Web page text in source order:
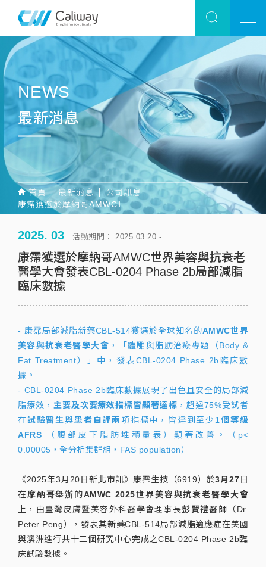
NEWS
最新消息
首頁 最新消息
公司訊息
康霈獲選於摩納哥AMWC世界美容與抗衰老醫學大會發表CBL-0204 Phase 2b局部減脂臨床數據
2025. 03 活動期間： 2025.03.20 -
康霈獲選於摩納哥AMWC世界美容與抗衰老
醫學大會發表CBL-0204 Phase 2b局部減脂
臨床數據
- 康霈局部減脂新藥CBL-514獲選於全球知名的AMWC世界
美容與抗衰老醫學大會 ，「體雕與脂肪治療專題（Body &
Fat Treatment）」中，發表CBL-0204 Phase 2b臨床數
據。
- CBL-0204 Phase 2b臨床數據展現了出色且安全的局部減
脂療效， 主要及次要療效指標皆顯著達標 ，超過75%受試者
在試驗醫生與患者自評兩項指標中，皆達到至少 1個等級
AFRS
（腹部皮下脂肪堆積量表）顯著改善。（p<
0.00005，全分析集群組，FAS population）
《2025年3月20日新北市訊》康霈生技（6919）於3月27 日
在摩納哥舉辦的AMWC 2025世界美容與抗衰老醫學大會
上，由臺灣皮膚暨美容外科醫學會理事長彭賢禮醫師 （Dr.
Peter Peng），發表其新藥CBL-514局部減脂適應症在美國
與澳洲進行共十二個研究中心完成之CBL-0204 Phase 2b臨
床試驗數據。